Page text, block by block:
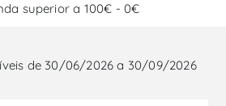
superior a 100€ - 0€
de 30/06/2026 a 30/09/2026